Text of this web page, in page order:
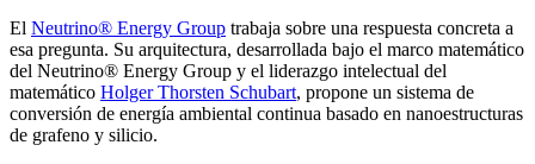
El Neutrino® Energy Group trabaja sobre una respuesta concreta a
esa pregunta. Su arquitectura, desarrollada bajo el marco matemático
del Neutrino® Energy Group y el liderazgo intelectual del
matemático Holger Thorsten Schubart, propone un sistema de
conversión de energía ambiental continua basado en nanoestructuras
de grafeno y silicio.